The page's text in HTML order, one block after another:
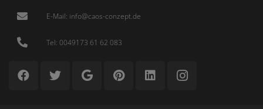
E-Mail: info@caos-conzept.de
Tel: 0049173 61 62 083